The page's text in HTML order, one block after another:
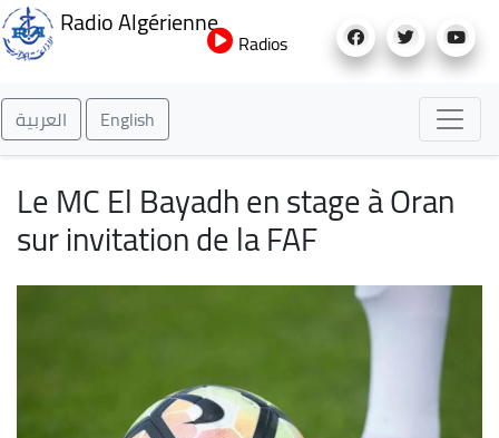
au
Radio Algérienne
Radios
العربية English
Le MC El Bayadh en stage à Oran
sur invitation de la FAF